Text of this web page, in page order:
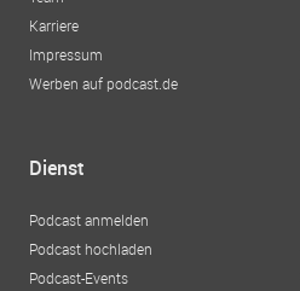
Karriere
Impressum
Werben auf podcast.de
Dienst
Podcast anmelden
Podcast hochladen
Podcast-Events